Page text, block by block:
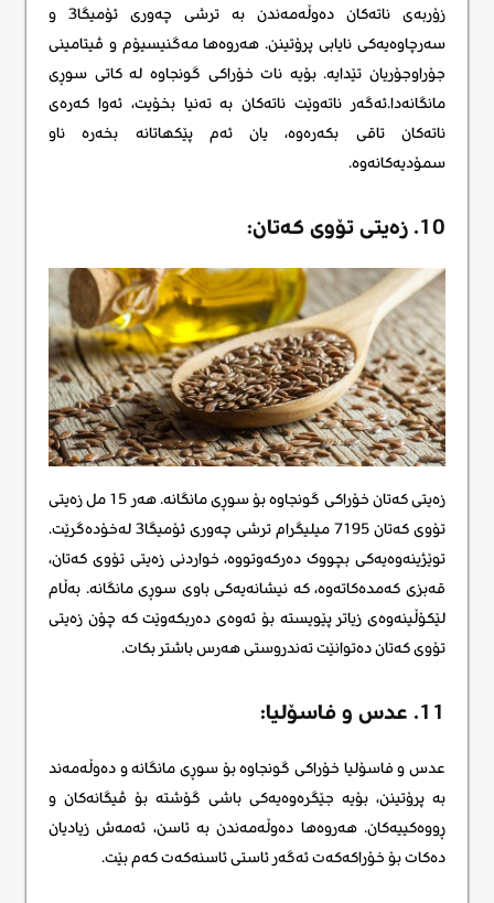
زۆربەی ناتەکان دەوڵەمەندن بە ترشی چەوری ئۆمیگا3 و
سەرچاوەیەکی نایابی پرۆتینن. هەروەها مەگنیسیۆم و ڤیتامینی
جۆراوجۆریان تێدایە. بۆیە نات خۆراکی گونجاوە لە کاتی سوڕی
مانگانەدا.ئەگەر ناتەوێت ناتەکان بە تەنیا بخۆیت، ئەوا کەرەی
ناتەکان تاقی بکەرەوە، یان ئەم پێکهاتانە بخەرە ناو
سمۆدیەکانەوە.
10. زەیتی تۆوی کەتان:
زەیتی کەتان خۆراکی گونجاوە بۆ سوڕی مانگانە. هەر 15 مل زەیتی
تۆوی کەتان 7195 میلیگرام ترشی چەوری ئۆمیگا3 لەخۆدەگرێت.
توێژینەوەیەکی بچووک دەرکەوتووە، خواردنی زەیتی تۆوی کەتان،
قەبزی کەمدەکاتەوە، کە نیشانەیەکی باوی سوڕی مانگانە. بەڵام
لێکۆڵینەوەی زیاتر پێویستە بۆ ئەوەی دەربکەوێت کە چۆن زەیتی
تۆوی کەتان دەتوانێت تەندروستی هەرس باشتر بکات.
11. عدس و فاسۆلیا:
عدس و فاسۆلیا خۆراکی گونجاوە بۆ سوڕی مانگانە و دەوڵەمەند
بە پرۆتینن، بۆیە جێگرەوەیەکی باشی گۆشتە بۆ ڤیگانەکان و
ڕووەکییەکان. هەروەها دەوڵەمەندن بە ئاسن، ئەمەش زیادیان
دەکات بۆ خۆراکەکەت ئەگەر ئاستی ئاسنەکەت کەم بێت.